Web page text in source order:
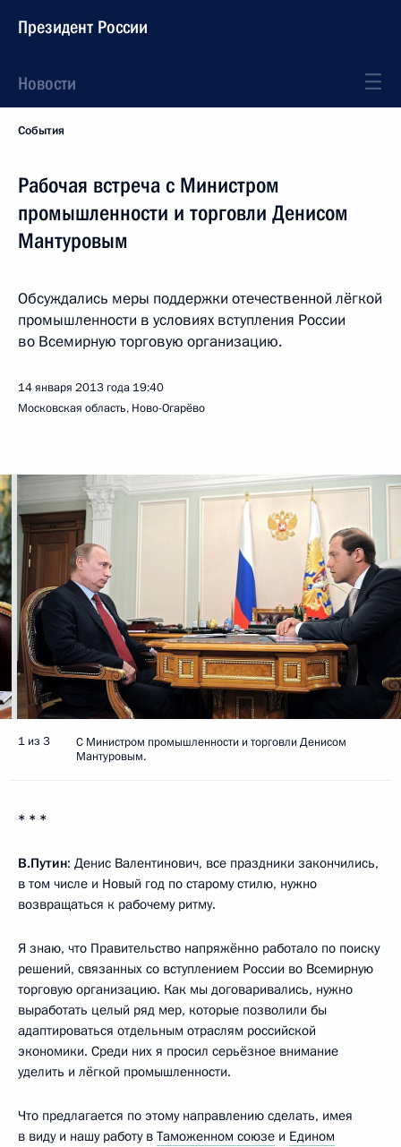
Президент России
Новости
События
Рабочая встреча с Министром
промышленности и торговли Денисом
Мантуровым
Обсуждались меры поддержки отечественной лёгкой
промышленности в условиях вступления России
во Всемирную торговую организацию.
14 января 2013 года 19:40
Московская область, Ново-Огарёво
1 из 3
С Министром промышленности и торговли Денисом
Мантуровым.
* * *
В.Путин: Денис Валентинович, все праздники закончились,
в том числе и Новый год по старому стилю, нужно
возвращаться к рабочему ритму.
Я знаю, что Правительство напряжённо работало по поиску
решений, связанных со вступлением России во Всемирную
торговую организацию. Как мы договаривались, нужно
выработать целый ряд мер, которые позволили бы
адаптироваться отдельным отраслям российской
экономики. Среди них я просил серьёзное внимание
уделить и лёгкой промышленности.
Что предлагается по этому направлению сделать, имея
в виду и нашу работу в Таможенном союзе и Едином